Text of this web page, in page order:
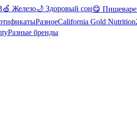
🍏 Железо🌙 Здоровый сон😋
РазноеCalifornia Gold Nutrition
Разные бренды